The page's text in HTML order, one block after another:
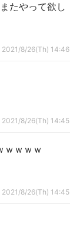
たやって欲し
2021/8/26(Th) 14:46
2021/8/26(Th) 14:45
ｗｗｗｗ
2021/8/26(Th) 14:45